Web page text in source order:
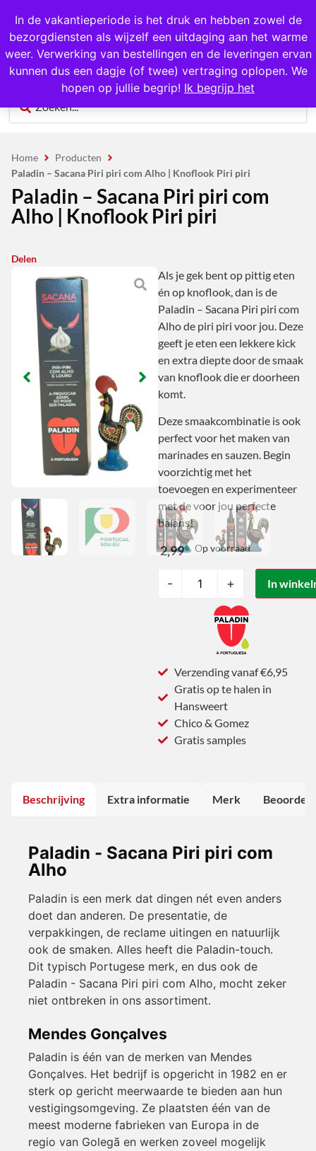
In de vakantieperiode is het druk en hebben zowel de
bezorgdiensten als wijzelf een uitdaging aan het warme
weer. Verwerking van bestellingen en de leveringen ervan
kunnen dus een dagje (of twee) vertraging oplopen. We
hopen op jullie begrip! Ik begrijp het
1000+ producten op voorraad
0
Home
Producten
Paladin – Sacana Piri piri com Alho | Knoflook Piri piri
Paladin – Sacana Piri piri com
Alho | Knoflook Piri piri
Delen
Als je gek bent op pittig eten
én op knoflook, dan is de
Paladin – Sacana Piri piri com
Alho de piri piri voor jou. Deze
geeft je eten een lekkere kick
en extra diepte door de smaak
van knoflook die er doorheen
komt.
Deze smaakcombinatie is ook
perfect voor het maken van
marinades en sauzen. Begin
voorzichtig met het
toevoegen en experimenteer
met de voor jou perfecte
balans!
2,99 Op voorraad
- + In
Verzending vanaf €6,95
Gratis op te halen in
Hansweert
Chico & Gomez
Gratis samples
Beschrijving Extra informatie Merk
Paladin - Sacana Piri piri com
Alho
Paladin is een merk dat dingen nét even anders
doet dan anderen. De presentatie, de
verpakkingen, de reclame uitingen en natuurlijk
ook de smaken. Alles heeft die Paladin-touch.
Dit typisch Portugese merk, en dus ook de
Paladin - Sacana Piri piri com Alho, mocht zeker
niet ontbreken in ons assortiment.
Mendes Gonçalves
Paladin is één van de merken van Mendes
Gonçalves. Het bedrijf is opgericht in 1982 en er
sterk op gericht meerwaarde te bieden aan hun
vestigingsomgeving. Ze plaatsten één van de
meest moderne fabrieken van Europa in de
regio van Golegã en werken zoveel mogelijk